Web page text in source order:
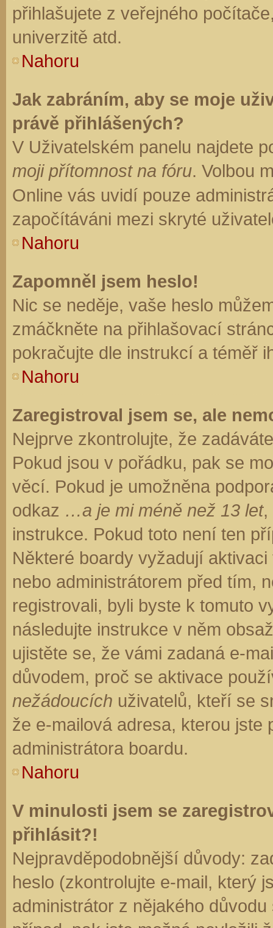
přihlašujete z veřejného
univerzitě atd.
Nahoru
Jak zabráním, aby se moje
právě přihlášených?
V Uživatelském panelu najdete
moji přítomnost na fóru. Volbou
Online vás uvidí pouze
započítáváni mezi skryté
Nahoru
Zapomněl jsem heslo!
Nic se neděje, vaše heslo
zmáčkněte na přihlašovací
pokračujte dle instrukcí a téměř
Nahoru
Zaregistroval jsem se, ale
Nejprve zkontrolujte, že
Pokud jsou v pořádku, pak se
věcí. Pokud je umožněna
odkaz …a je mi méně než 13 let,
instrukce. Pokud toto není ten
Některé boardy vyžadují
nebo administrátorem před tím,
registrovali, byli byste k tomuto
následujte instrukce v něm
ujistěte se, že vámi zadaná e-
důvodem, proč se aktivace
nežádoucích uživatelů, kteří se
že e-mailová adresa, kterou jste
administrátora boardu.
Nahoru
V minulosti jsem se
přihlásit?!
Nejpravděpodobnější důvody:
heslo (zkontrolujte e-mail, který
administrátor z nějakého